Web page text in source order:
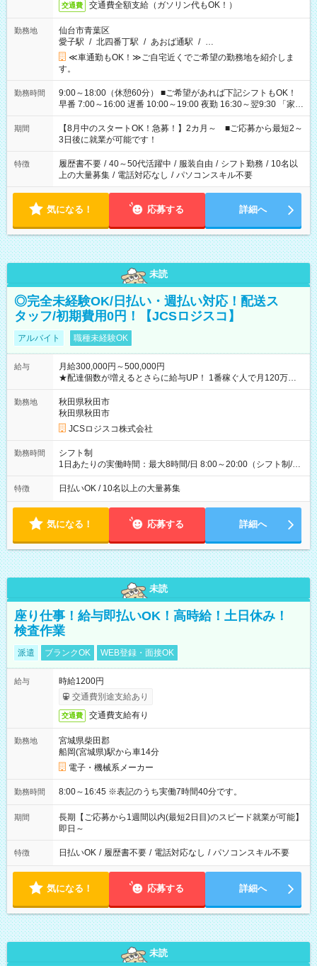
交通費 交通費全額支給（ガソリン代もOK！）
勤務地
仙台市青葉区
愛子駅 / 北四番丁駅 / あおば通駅 / …
≪車通勤もOK！≫ご自宅近くでご希望の勤務地を紹介しま
す。
勤務時間
9:00～18:00（休憩60分） ■ご希望があれば下記シフトもOK！
早番 7:00～16:00 遅番 10:00～19:00 夜勤 16:30～翌9:30 「家族
と休みを合わせたい」 「余裕を持って夕飯の準備がしたい」
「できれば残業はしたくない」 など、ご希望を教えてください
ね。 ※Wワーク希望の方へ 今ご覧のお仕事で希望する勤務時間
と、もう1つのお仕事の勤務時間。 合計で週40時間を超える場
合は応募できません。
期間
【8月中のスタートOK！急募！】2カ月～ ■ご応募から最短2～
3日後に就業が可能です！
特徴 履歴書不要 / 40～50代活躍中 / 服装自由 / シフト勤務 / 10名以
上の大量募集 / 電話対応なし / パソコンスキル不要
気になる！ 応募する 詳細へ
未読
◎完全未経験OK/日払い・週払い対応！配送ス
タッフ/初期費用0円！【JCSロジスコ】
アルバイト 職種未経験OK
給与
月給300,000円～500,000円
★配達個数が増えるとさらに給与UP！ 1番稼ぐ人で月120万ほ
ど！ ・主要都市エリア 月収55万円／週5日稼働 月収65万~112
万円／週6日稼働 ・地方郊外エリア 月収40万円／週5日稼働 月
収40万円~50万円／週6日稼働 ＜モデルイメージ＞ ■月収50万
円 (27歳男性/江東区在住)※元建築関係 1日150個配達×25日勤務
(日休み) ■月収80万円(43歳男性/墨田区在住)※元営業 1日200個
勤務地
秋田県秋田市
秋田県秋田市
JCSロジスコ株式会社
勤務時間
シフト制
1日あたりの実働時間：最大8時間/日 8:00～20:00（シフト制/実
働8時間） ※週5日勤務（場所次第では週4も有り） ※配達状況
によって時間外での勤務可能性有り ※案件により多少の前後あ
特徴 日払いOK / 10名以上の大量募集
気になる！ 応募する 詳細へ
未読
座り仕事！給与即払いOK！高時給！土日休み！
検査作業
派遣 ブランクOK WEB登録・面接OK
給与
時給1200円
交通費別途支給あり
交通費 交通費支給有り
勤務地
宮城県柴田郡
船岡(宮城県)駅から車14分
電子・機械系メーカー
勤務時間 8:00～16:45 ※表記のうち実働7時間40分です。
期間
長期【ご応募から1週間以内(最短2日目)のスピード就業が可能】
即日～
特徴 日払いOK / 履歴書不要 / 電話対応なし / パソコンスキル不要
気になる！ 応募する 詳細へ
未読